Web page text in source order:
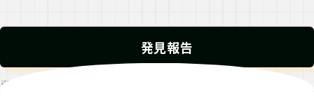
発見報告
※発見報告にGPSを使用するクエストが一部存在します。